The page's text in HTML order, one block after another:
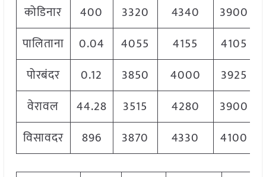
कोडिनार
400 3320 4340
3900
पालिताना
0.04 4055 4155
4105
पोरबंदर
0.12 3850 4000
3925
वेरावल
44.28 3515 4280
3900
विसावदर
896 3870 4330 4100